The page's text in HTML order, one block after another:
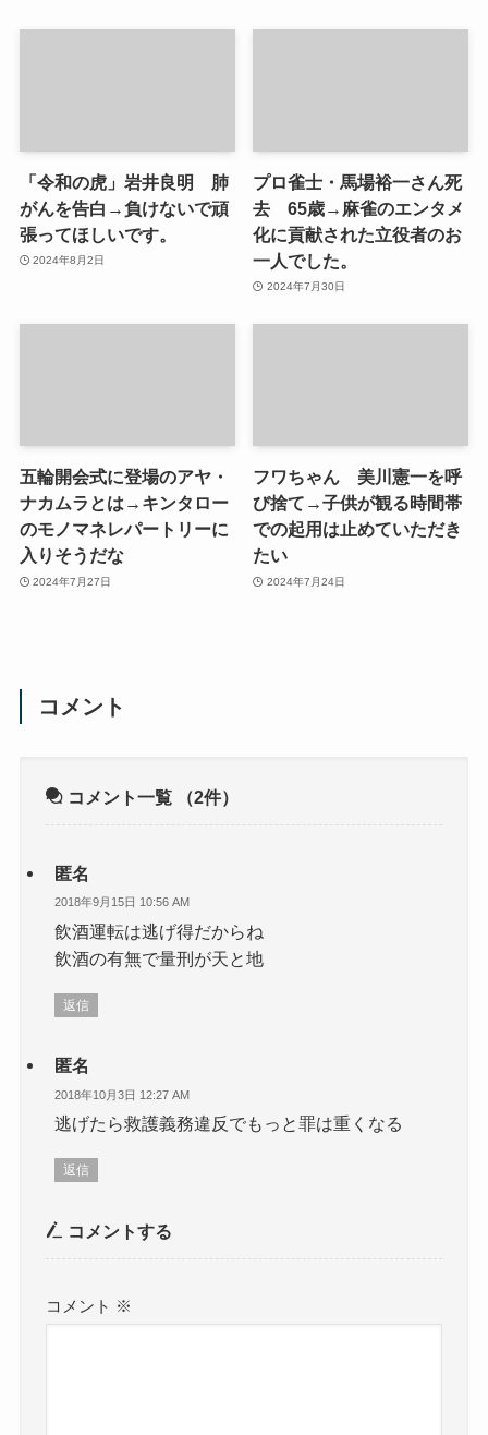
「令和の虎」岩井良明 肺
がんを告白→負けないで頑
張ってほしいです。
2024年8月2日
プロ雀士・馬場裕一さん死
去 65歳→麻雀のエンタメ
化に貢献された立役者のお
一人でした。
2024年7月30日
五輪開会式に登場のアヤ・
ナカムラとは→キンタロー
のモノマネレパートリーに
入りそうだな
2024年7月27日
フワちゃん 美川憲一を呼
び捨て→子供が観る時間帯
での起用は止めていただき
たい
2024年7月24日
コメント
コメント一覧 （2件）
匿名
2018年9月15日 10:56 AM
飲酒運転は逃げ得だからね
飲酒の有無で量刑が天と地
返信
匿名
2018年10月3日 12:27 AM
逃げたら救護義務違反でもっと罪は重くなる
返信
コメントする
コメント ※